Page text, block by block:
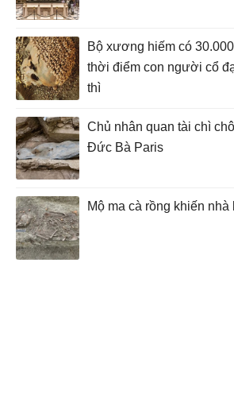
Bộ xương hiếm có
thời điểm con người cổ
thì
Chủ nhân quan tài chì
Đức Bà Paris
Mộ ma cà rồng khiến